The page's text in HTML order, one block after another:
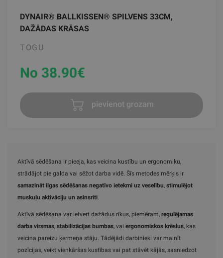
DYNAIR® BALLKISSEN® SPILVENS 33CM,
DAŽĀDAS KRĀSAS
TOGU
No 38.90€
pievienot grozam
Aktīvā sēdēšana ir pieeja, kas veicina kustību un ergonomiku,
strādājot pie galda vai sēžot darba vidē. Šīs metodes mērķis ir
samazināt ilgas sēdēšanas negatīvo ietekmi uz veselību, stimulējot
muskuļu aktivāciju un asinsriti.
Aktīvā sēdēšana var ietvert dažādus rīkus, piemēram, regulējamas
darba virsmas, stabilizācijas bumbas, vai ergonomiskos krēslus, kas
veicina pareizu ķermeņa stāju. Tādējādi darbinieki var mainīt
pozīcijas, veikt vienkāršas kustības vai pat stāvēt kājās, sasniedzot